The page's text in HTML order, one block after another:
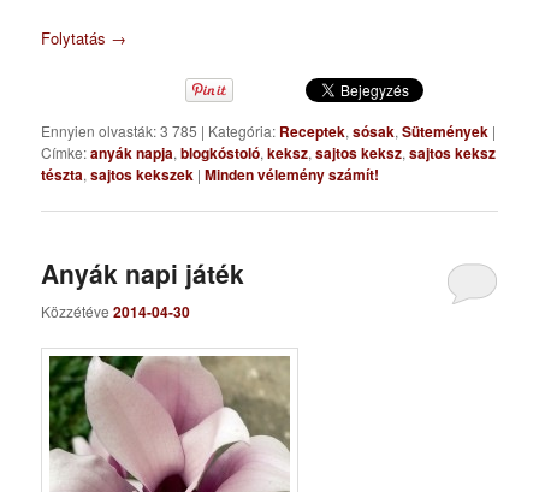
Folytatás →
Ennyien olvasták: 3 785 | Kategória: Receptek,sósak,Sütemények |
Címke:anyák napja,blogkóstoló,keksz,sajtos keksz,sajtos keksz
tészta,sajtos kekszek |Minden vélemény számít!
Anyák napi játék
Közzétéve2014-04-30